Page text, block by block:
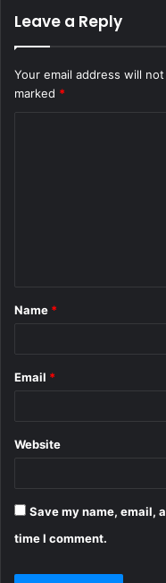
Leave a Reply
Your email address will
marked *
*
Name *
Email *
Website
Save my name, email,
time I comment.